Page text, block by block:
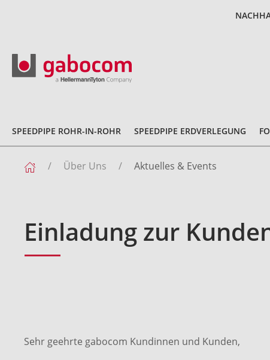
SPEEDPIPE ROHR-IN-ROHR SPEEDPIPE ERDVERLEGUNG
Über Uns Aktuelles & Events
Einladung zur
Sehr geehrte gabocom Kundinnen und Kunden,